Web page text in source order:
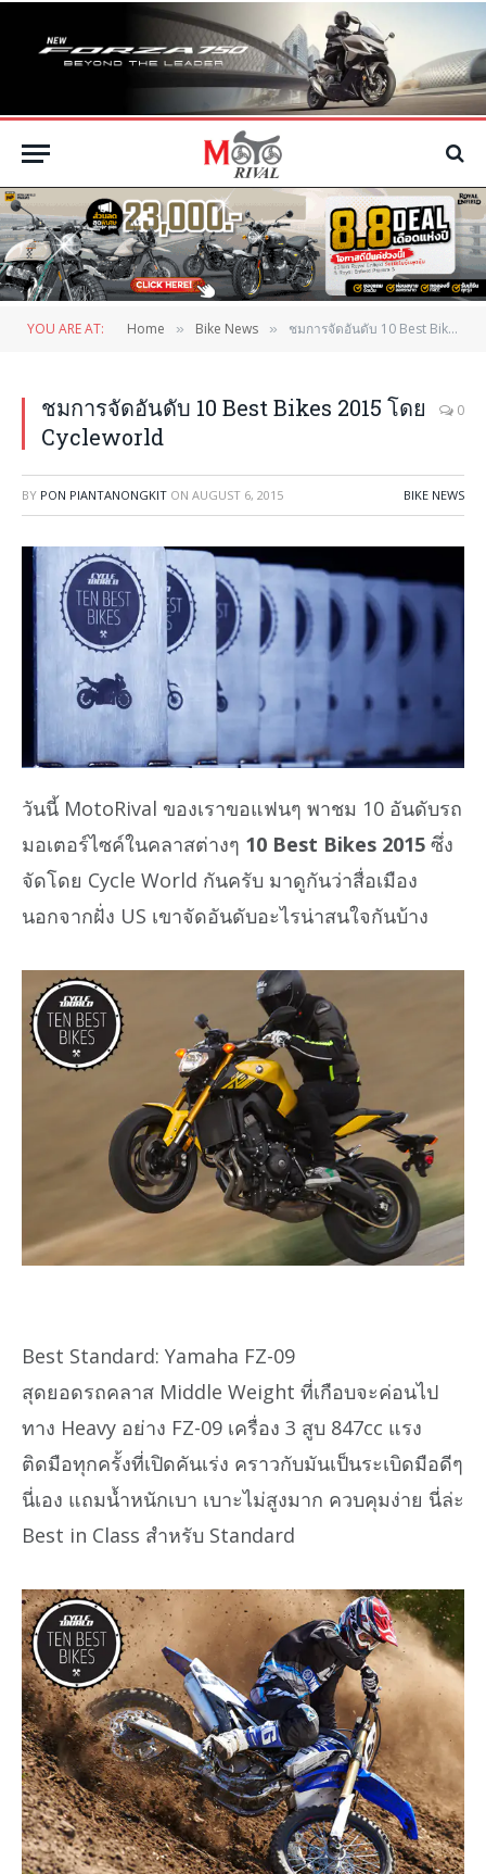
YOU ARE AT: Home » Bike News » ชมการจัดอันดับ 10 Best Bikes 2015 โดย Cycleworld
ชมการจัดอันดับ 10 Best Bikes 2015 โดย
Cycleworld
0
BY PON PIANTANONGKIT ON AUGUST 6, 2015 BIKE NEWS
วันนี้ MotoRival ของเราขอแฟนๆ พาชม 10 อันดับรถ
มอเตอร์ไซค์ในคลาสต่างๆ 10 Best Bikes 2015 ซึ่ง
จัดโดย Cycle World กันครับ มาดูกันว่าสื่อเมือง
นอกจากฝั่ง US เขาจัดอันดับอะไรน่าสนใจกันบ้าง
Best Standard: Yamaha FZ-09
สุดยอดรถคลาส Middle Weight ที่เกือบจะค่อนไป
ทาง Heavy อย่าง FZ-09 เครื่อง 3 สูบ 847cc แรง
ติดมือทุกครั้งที่เปิดคันเร่ง คราวกับมันเป็นระเบิดมือดีๆ
นี่เอง แถมน้ำหนักเบา เบาะไม่สูงมาก ควบคุมง่าย นี่ล่ะ
Best in Class สำหรับ Standard